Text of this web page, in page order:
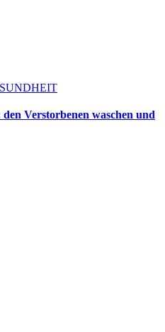
Verstorbenen waschen und